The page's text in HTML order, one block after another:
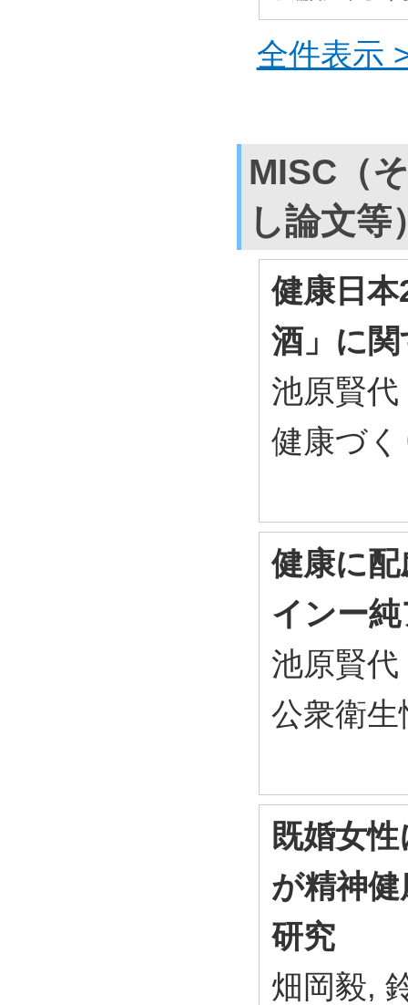
全件表示
MISC（
し論文等
健康日
酒」に
池原賢代
健康づ
健康に
インー
池原賢代
公衆衛
既婚女
が精神
研究
畑岡毅,